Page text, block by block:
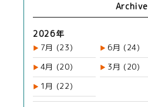
Archive
2026年
7月 (23) 6月 (24)
4月 (20) 3月 (20)
1月 (22)